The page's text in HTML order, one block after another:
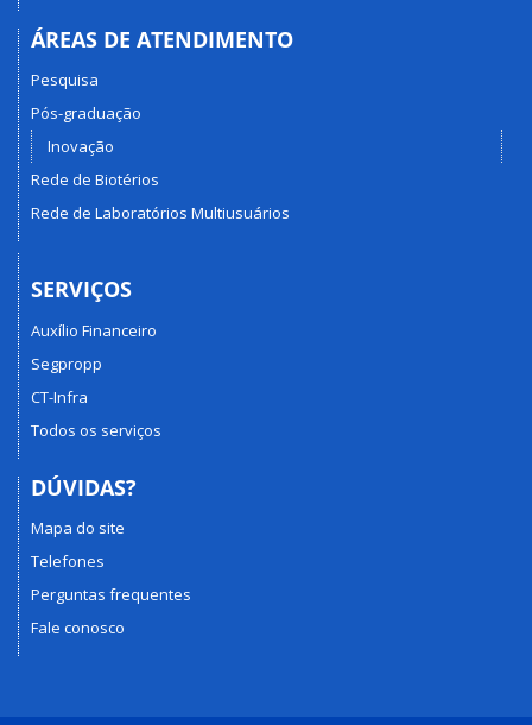
ÁREAS DE ATENDIMENTO
Pesquisa
Pós-graduação
Inovação
Rede de Biotérios
Rede de Laboratórios Multiusuários
SERVIÇOS
Auxílio Financeiro
Segpropp
CT-Infra
Todos os serviços
DÚVIDAS?
Mapa do site
Telefones
Perguntas frequentes
Fale conosco